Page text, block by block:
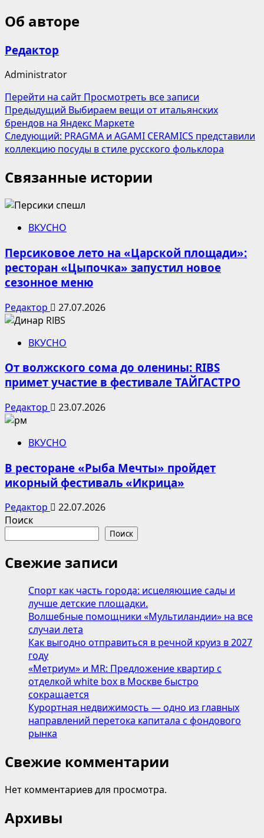
Об авторе
Редактор
Administrator
Перейти на сайт Просмотреть все записи
Навигация
записи
Предыдущий Выбираем вещи от итальянских
брендов на Яндекс Маркете
Следующий: PRAGMA и AGAMI CERAMICS представили
коллекцию посуды в стиле русского фольклора
Связанные истории
ВКУСНО
Персиковое лето на «Царской площади»:
ресторан «Цыпочка» запустил новое
сезонное меню
Редактор 27.07.2026
ВКУСНО
От волжского сома до оленины: RIBS
примет участие в фестивале ТАЙГАСТРО
Редактор 23.07.2026
ВКУСНО
В ресторане «Рыба Мечты» пройдет
икорный фестиваль «Икрица»
Редактор
22.07.2026
Поиск
Поиск
Свежие записи
Спорт как часть города: исцеляющие сады и
лучше детские площадки.
Волшебные помощники «Мультиландии» на все
случаи лета
Как выгодно отправиться в речной круиз в 2027
году
«Метриум» и MR: Предложение квартир с
отделкой white box в Москве быстро
сокращается
Курортная недвижимость — одно из главных
направлений перетока капитала с фондового
рынка
Свежие комментарии
Нет комментариев для просмотра.
Архивы